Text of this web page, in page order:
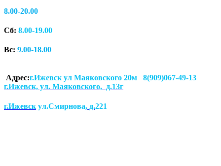
8.00-20.00
Сб: 8.00-19.00
Вс: 9.00-18.00
Адрес:г.Ижевск ул Маяковского 20м 8(909)067-49-13
г.Ижевск, ул. Маяковского, д.13г
г.Ижевск ул.Смирнова, д.221